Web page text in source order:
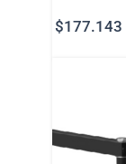
$177.143